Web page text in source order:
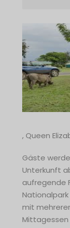
, Queen
Gäste
Unterkunft
aufregende
mit
Mittagessen